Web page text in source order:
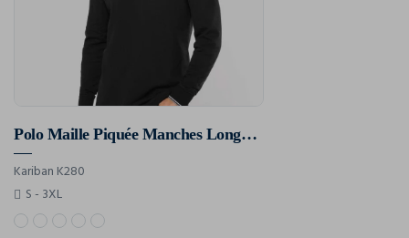
Polo Maille Piquée Manches Longues Homme
Kariban K280
S - 3XL